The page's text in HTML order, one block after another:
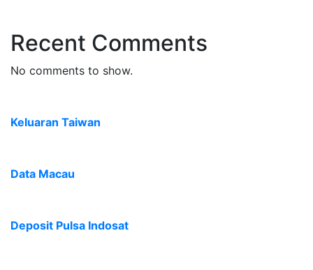
Recent Comments
No comments to show.
Keluaran Taiwan
Data Macau
Deposit Pulsa Indosat